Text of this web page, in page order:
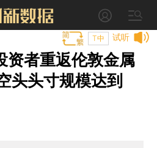
试听
T中
资者重返伦敦金属
头头寸规模达到